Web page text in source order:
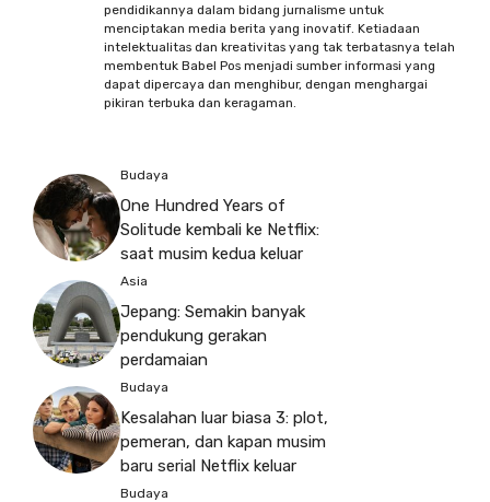
pendidikannya dalam bidang jurnalisme untuk
menciptakan media berita yang inovatif. Ketiadaan
intelektualitas dan kreativitas yang tak terbatasnya telah
membentuk Babel Pos menjadi sumber informasi yang
dapat dipercaya dan menghibur, dengan menghargai
pikiran terbuka dan keragaman.
Budaya
One Hundred Years of
Solitude kembali ke Netflix:
saat musim kedua keluar
Asia
Jepang: Semakin banyak
pendukung gerakan
perdamaian
Budaya
Kesalahan luar biasa 3: plot,
pemeran, dan kapan musim
baru serial Netflix keluar
Budaya